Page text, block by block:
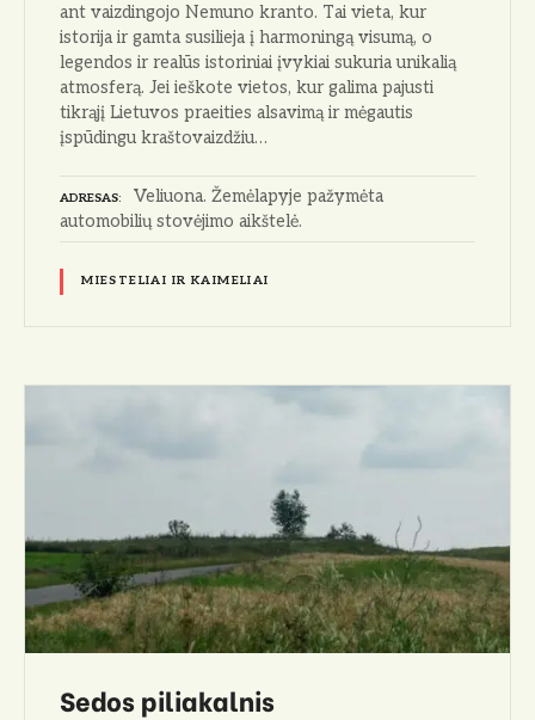
ant vaizdingojo Nemuno kranto. Tai vieta, kur
istorija ir gamta susilieja į harmoningą visumą, o
legendos ir realūs istoriniai įvykiai sukuria unikalią
atmosferą. Jei ieškote vietos, kur galima pajusti
tikrąjį Lietuvos praeities alsavimą ir mėgautis
įspūdingu kraštovaizdžiu…
ADRESAS
Veliuona. Žemėlapyje pažymėta
automobilių stovėjimo aikštelė.
MIESTELIAI IR KAIMELIAI
Sedos piliakalnis